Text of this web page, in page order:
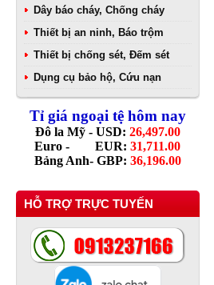
Dây báo cháy, Chống cháy
Thiết bị an ninh, Báo trộm
Thiết bị chống sét, Đếm sét
Dụng cụ bảo hộ, Cứu nạn
Tỉ giá ngoại tệ hôm nay
Đô la Mỹ - USD: 26,497.00
Euro - EUR: 31,711.00
Bảng Anh- GBP: 36,196.00
HỖ TRỢ TRỰC TUYẾN